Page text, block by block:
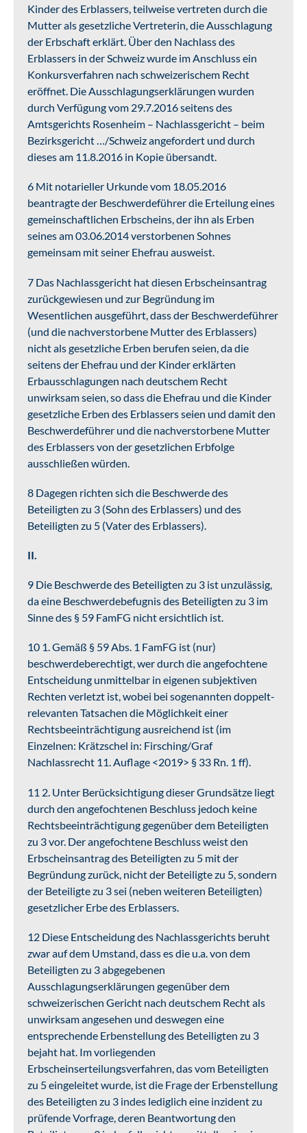
Kinder des Erblassers, teilweise vertreten durch die
Mutter als gesetzliche Vertreterin, die Ausschlagung
der Erbschaft erklärt. Über den Nachlass des
Erblassers in der Schweiz wurde im Anschluss ein
Konkursverfahren nach schweizerischem Recht
eröffnet. Die Ausschlagungserklärungen wurden
durch Verfügung vom 29.7.2016 seitens des
Amtsgerichts Rosenheim – Nachlassgericht – beim
Bezirksgericht …/Schweiz angefordert und durch
dieses am 11.8.2016 in Kopie übersandt.
6 Mit notarieller Urkunde vom 18.05.2016
beantragte der Beschwerdeführer die Erteilung eines
gemeinschaftlichen Erbscheins, der ihn als Erben
seines am 03.06.2014 verstorbenen Sohnes
gemeinsam mit seiner Ehefrau ausweist.
7 Das Nachlassgericht hat diesen Erbscheinsantrag
zurückgewiesen und zur Begründung im
Wesentlichen ausgeführt, dass der Beschwerdeführer
(und die nachverstorbene Mutter des Erblassers)
nicht als gesetzliche Erben berufen seien, da die
seitens der Ehefrau und der Kinder erklärten
Erbausschlagungen nach deutschem Recht
unwirksam seien, so dass die Ehefrau und die Kinder
gesetzliche Erben des Erblassers seien und damit den
Beschwerdeführer und die nachverstorbene Mutter
des Erblassers von der gesetzlichen Erbfolge
ausschließen würden.
8 Dagegen richten sich die Beschwerde des
Beteiligten zu 3 (Sohn des Erblassers) und des
Beteiligten zu 5 (Vater des Erblassers).
II.
9 Die Beschwerde des Beteiligten zu 3 ist unzulässig,
da eine Beschwerdebefugnis des Beteiligten zu 3 im
Sinne des § 59 FamFG nicht ersichtlich ist.
10 1. Gemäß § 59 Abs. 1 FamFG ist (nur)
beschwerdeberechtigt, wer durch die angefochtene
Entscheidung unmittelbar in eigenen subjektiven
Rechten verletzt ist, wobei bei sogenannten doppelt-
relevanten Tatsachen die Möglichkeit einer
Rechtsbeeinträchtigung ausreichend ist (im
Einzelnen: Krätzschel in: Firsching/Graf
Nachlassrecht 11. Auflage <2019> § 33 Rn. 1 ff).
11 2. Unter Berücksichtigung dieser Grundsätze liegt
durch den angefochtenen Beschluss jedoch keine
Rechtsbeeinträchtigung gegenüber dem Beteiligten
zu 3 vor. Der angefochtene Beschluss weist den
Erbscheinsantrag des Beteiligten zu 5 mit der
Begründung zurück, nicht der Beteiligte zu 5, sondern
der Beteiligte zu 3 sei (neben weiteren Beteiligten)
gesetzlicher Erbe des Erblassers.
12 Diese Entscheidung des Nachlassgerichts beruht
zwar auf dem Umstand, dass es die u.a. von dem
Beteiligten zu 3 abgegebenen
Ausschlagungserklärungen gegenüber dem
schweizerischen Gericht nach deutschem Recht als
unwirksam angesehen und deswegen eine
entsprechende Erbenstellung des Beteiligten zu 3
bejaht hat. Im vorliegenden
Erbscheinserteilungsverfahren, das vom Beteiligten
zu 5 eingeleitet wurde, ist die Frage der Erbenstellung
des Beteiligten zu 3 indes lediglich eine inzident zu
prüfende Vorfrage, deren Beantwortung den